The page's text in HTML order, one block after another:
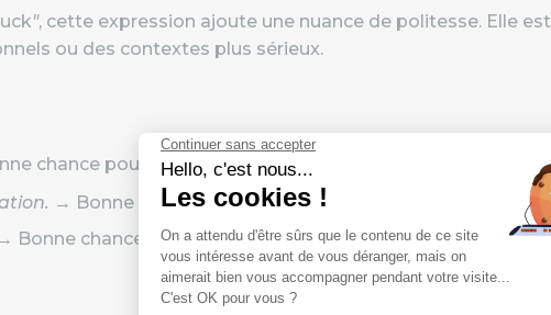
", cette expression ajoute une nuance de politesse. Elle est
ou des contextes plus sérieux.
chance pour ton voyage.
→ Bonne chance pour ta présentation.
→ Bonne chance pour cette nouvelle année.